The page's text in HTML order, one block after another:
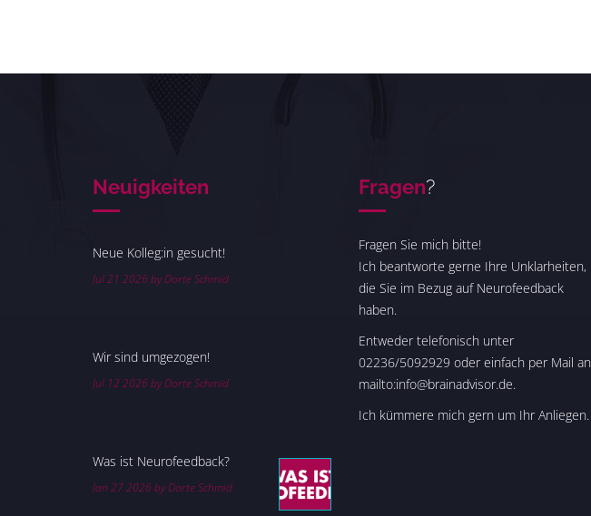
Neuigkeiten
Neue Kolleg:in gesucht!
Jul 21 2026 by Dorte Schmid
Wir sind umgezogen!
Jul 12 2026 by Dorte Schmid
Was ist Neurofeedback?
Jan 27 2026 by Dorte Schmid
Fragen?
Fragen Sie mich bitte!
Ich beantworte gerne Ihre Unklarheiten,
die Sie im Bezug auf Neurofeedback
haben.
Entweder telefonisch unter
02236/5092929 oder einfach per Mail an
mailto:info@brainadvisor.de.
Ich kümmere mich gern um Ihr Anliegen.